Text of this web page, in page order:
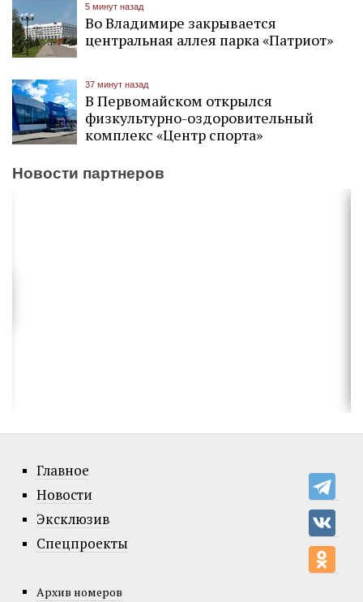
5 минут назад
Во Владимире закрывается
центральная аллея парка «Патриот»
37 минут назад
В Первомайском открылся
физкультурно-оздоровительный
комплекс «Центр спорта»
Новости партнеров
Главное
Новости
Эксклюзив
Спецпроекты
Архив номеров